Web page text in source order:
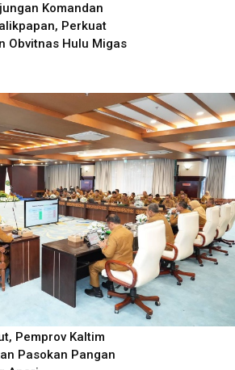
Komandan
Perkuat
Obvitnas Hulu Migas
Pemprov Kaltim
Pasokan Pangan